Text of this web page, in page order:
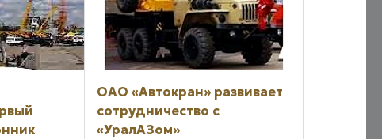
ОАО «Автокран» развивает
сотрудничество с
«УралАЗом»